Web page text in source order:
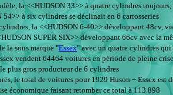
la <<HUDSON 33>> à quatre cylindres toujours,
54>> à six cylindres se déclinait en 6 carrosseries
la <<HUDSON 6-40>> développant 48cv,
SUPER SIX>> développant 66cv avec la
la sous marque "Essex" avec un quatre cylindres
vendent 64464 voitures en période de pleine
plus gros producteur de 6 cylindres
le total de voitures pour 1929 Huson + Essex est
économique faisant retomber ce total à 113.898